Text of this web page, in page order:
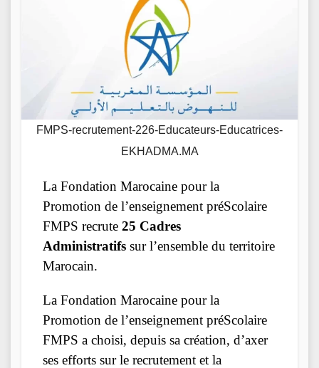
FMPS-recrutement-226-Educateurs-Educatrices-
EKHADMA.MA
La Fondation Marocaine pour la
Promotion de l’enseignement préScolaire
FMPS recrute 25 Cadres
Administratifs sur l’ensemble du territoire
Marocain.
La Fondation Marocaine pour la
Promotion de l’enseignement préScolaire
FMPS a choisi, depuis sa création, d’axer
ses efforts sur le recrutement et la